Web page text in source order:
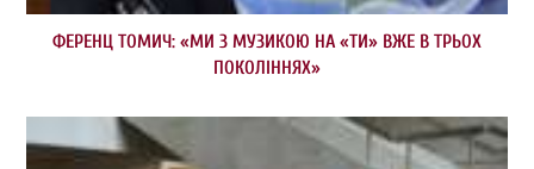
ФЕРЕНЦ ТОМИЧ: «МИ З МУЗИКОЮ НА «ТИ» ВЖЕ В ТРЬОХ
ПОКОЛІННЯХ»